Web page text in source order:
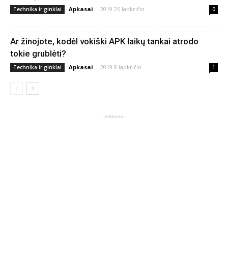
Technika ir ginklai Apkasai - 2019 26 lapkričio 0
Ar žinojote, kodėl vokiški APK laikų tankai atrodo
tokie grublėti?
Technika ir ginklai Apkasai - 2019 8 lapkričio 1
- reklama -